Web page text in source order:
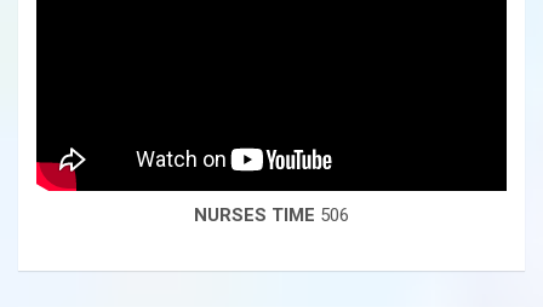
NURSES TIME 506